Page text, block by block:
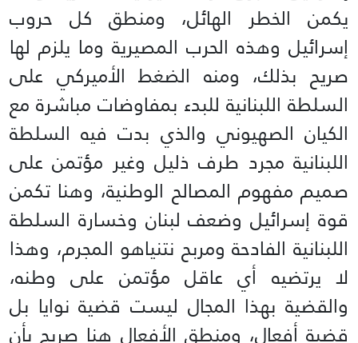
يكمن الخطر الهائل، ومنطق كل حروب
إسرائيل وهذه الحرب المصيرية وما يلزم لها
صريح بذلك، ومنه الضغط الأميركي على
السلطة اللبنانية للبدء بمفاوضات مباشرة مع
الكيان الصهيوني والذي بدت فيه السلطة
اللبنانية مجرد طرف ذليل وغير مؤتمن على
صميم مفهوم المصالح الوطنية، وهنا تكمن
قوة إسرائيل وضعف لبنان وخسارة السلطة
اللبنانية الفادحة ومربح نتنياهو المجرم، وهذا
لا يرتضيه أي عاقل مؤتمن على وطنه،
والقضية بهذا المجال ليست قضية نوايا بل
قضية أفعال، ومنطق الأفعال هنا صريح بأن